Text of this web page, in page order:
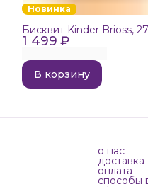
Новинка
1 499 ₽
Бисквит Kinder Brioss,
В корзину
о нас
доставка
оплата
способы